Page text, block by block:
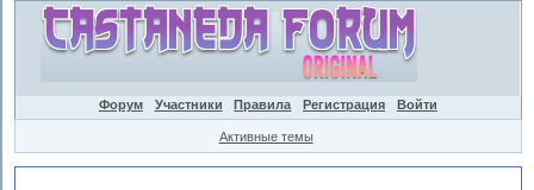
Форум Участники Правила Регистрация Войти
Активные темы